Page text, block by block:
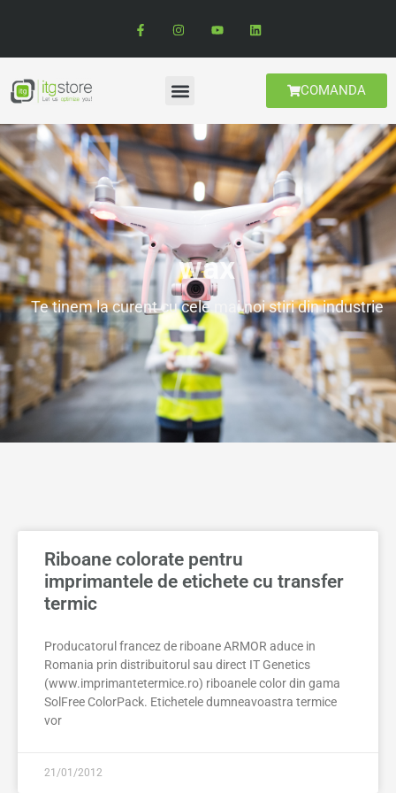
COMANDA
wax
Te tinem la curent cu cele mai noi stiri din industrie
Riboane colorate pentru
imprimantele de etichete cu transfer
termic
Producatorul francez de riboane ARMOR aduce in
Romania prin distribuitorul sau direct IT Genetics
(www.imprimantetermice.ro) riboanele color din gama
SolFree ColorPack. Etichetele dumneavoastra termice
vor
21/01/2012